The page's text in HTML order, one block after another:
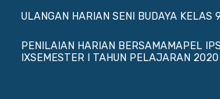
ULANGAN HARIAN SENI BUDAYA KELAS 9
PENILAIAN HARIAN BERSAMAMAPEL
IXSEMESTER I TAHUN PELAJARAN